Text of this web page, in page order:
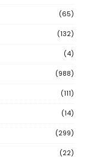
(65)
(132)
(4)
(988)
(111)
(14)
(299)
(22)